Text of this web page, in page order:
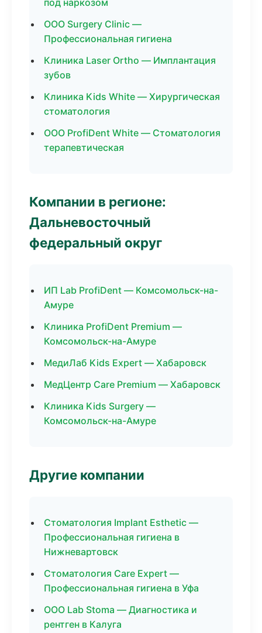
под наркозом
ООО Surgery Clinic —
Профессиональная гигиена
Клиника Laser Ortho — Имплантация
зубов
Клиника Kids White — Хирургическая
стоматология
ООО ProfiDent White — Стоматология
терапевтическая
Компании в регионе:
Дальневосточный
федеральный округ
ИП Lab ProfiDent — Комсомольск-на-
Амуре
Клиника ProfiDent Premium —
Комсомольск-на-Амуре
МедиЛаб Kids Expert — Хабаровск
МедЦентр Care Premium — Хабаровск
Клиника Kids Surgery —
Комсомольск-на-Амуре
Другие компании
Стоматология Implant Esthetic —
Профессиональная гигиена в
Нижневартовск
Стоматология Care Expert —
Профессиональная гигиена в Уфа
ООО Lab Stoma — Диагностика и
рентген в Калуга